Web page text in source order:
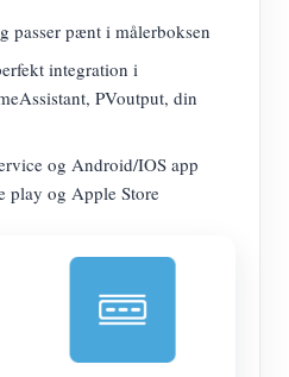
passer pænt i målerboksen
integration i
PVoutput, din
og Android/IOS app
play og Apple Store